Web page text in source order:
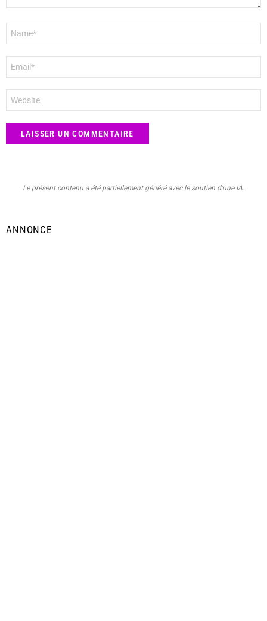
mail
*
web
Le présent contenu a été partiellement généré avec le soutien d’une IA.
ANNONCE